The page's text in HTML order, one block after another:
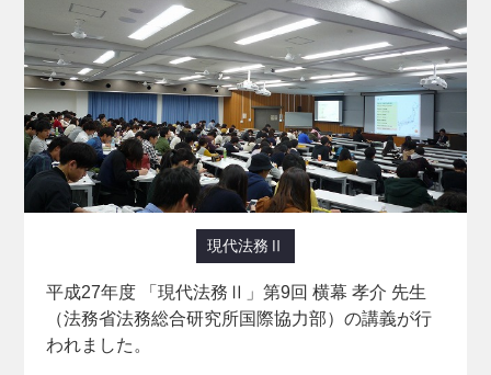
現代法務Ⅱ
平成27年度 「現代法務Ⅱ」第9回 横幕 孝介 先生
（法務省法務総合研究所国際協力部）の講義が行
われました。